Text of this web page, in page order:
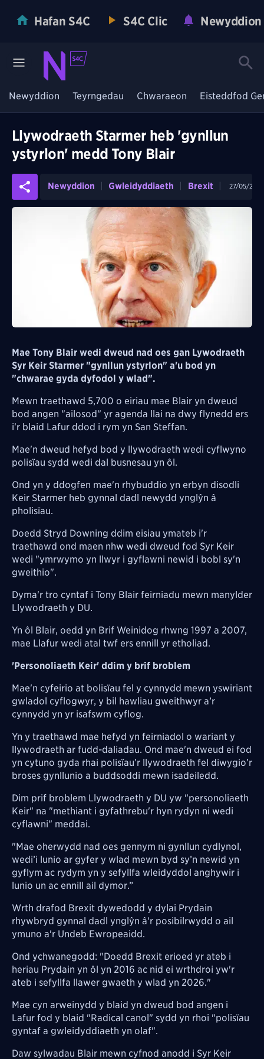
Hafan S4C S4C Clic Newyddion
Newyddion Teyrngedau Chwaraeon Eisteddfod
Llywodraeth Starmer heb 'gynllun
ystyrlon' medd Tony Blair
Newyddion Gwleidyddiaeth Brexit 27/05/2026
Mae Tony Blair wedi dweud nad oes gan Lywodraeth
Syr Keir Starmer "gynllun ystyrlon" a'u bod yn
"chwarae gyda dyfodol y wlad".
Mewn traethawd 5,700 o eiriau mae Blair yn dweud
bod angen "ailosod" yr agenda llai na dwy flynedd ers
i'r blaid Lafur ddod i rym yn San Steffan.
Mae'n dweud hefyd bod y llywodraeth wedi cyflwyno
polisïau sydd wedi dal busnesau yn ôl.
Ond yn y ddogfen mae'n rhybuddio yn erbyn disodli
Keir Starmer heb gynnal dadl newydd ynglŷn â
pholisïau.
Doedd Stryd Downing ddim eisiau ymateb i'r
traethawd ond maen nhw wedi dweud fod Syr Keir
wedi "ymrwymo yn llwyr i gyflawni newid i bobl sy'n
gweithio".
Dyma'r tro cyntaf i Tony Blair feirniadu mewn manylder
Llywodraeth y DU.
Yn ôl Blair, oedd yn Brif Weinidog rhwng 1997 a 2007,
mae Llafur wedi atal twf ers ennill yr etholiad.
'Personoliaeth Keir' ddim y brif broblem
Mae'n cyfeirio at bolisïau fel y cynnydd mewn yswiriant
gwladol cyflogwyr, y bil hawliau gweithwyr a’r
cynnydd yn yr isafswm cyflog.
Yn y traethawd mae hefyd yn feirniadol o wariant y
llywodraeth ar fudd-daliadau. Ond mae'n dweud ei fod
yn cytuno gyda rhai polisïau’r llywodraeth fel diwygio’r
broses gynllunio a buddsoddi mewn isadeiledd.
Dim prif broblem Llywodraeth y DU yw "personoliaeth
Keir" na "methiant i gyfathrebu'r hyn rydyn ni wedi
cyflawni" meddai.
"Mae oherwydd nad oes gennym ni gynllun cydlynol,
wedi’i lunio ar gyfer y wlad mewn byd sy’n newid yn
gyflym ac rydym yn y sefyllfa wleidyddol anghywir i
lunio un ac ennill ail dymor.”
Wrth drafod Brexit dywedodd y dylai Prydain
rhywbryd gynnal dadl ynglŷn â'r posibilrwydd o ail
ymuno a'r Undeb Ewropeaidd.
Ond ychwanegodd: "Doedd Brexit erioed yr ateb i
heriau Prydain yn ôl yn 2016 ac nid ei wrthdroi yw'r
ateb i sefyllfa llawer gwaeth y wlad yn 2026."
Mae cyn arweinydd y blaid yn dweud bod angen i
Lafur fod y blaid "Radical canol" sydd yn rhoi "polisïau
gyntaf a gwleidyddiaeth yn olaf".
Daw sylwadau Blair mewn cyfnod anodd i Syr Keir